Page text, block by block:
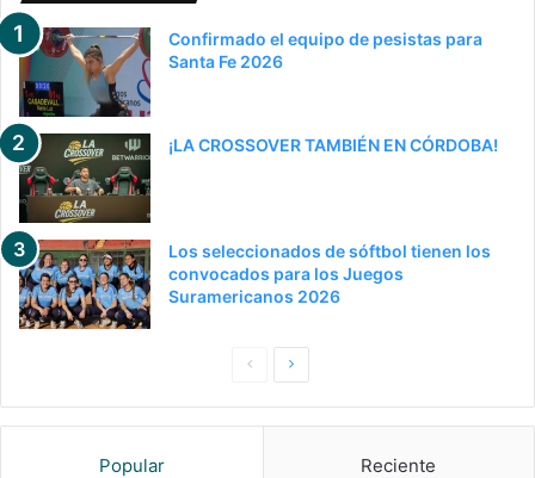
Confirmado el equipo de pesistas para
Santa Fe 2026
¡LA CROSSOVER TAMBIÉN EN CÓRDOBA!
Los seleccionados de sóftbol tienen los
convocados para los Juegos
Suramericanos 2026
PaginaSiguiente
Popular Reciente